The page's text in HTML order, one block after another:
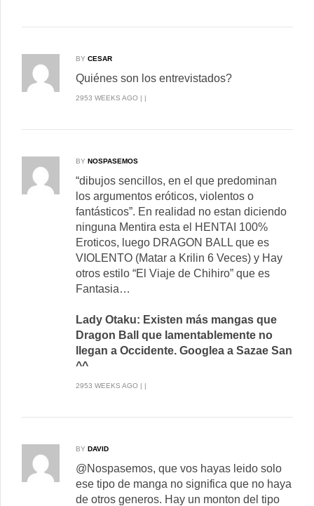
BY CESAR
Quiénes son los entrevistados?
2953 WEEKS AGO | |
BY NOSPASEMOS
“dibujos sencillos, en el que predominan
los argumentos eróticos, violentos o
fantásticos”. En realidad no estan diciendo
ninguna Mentira esta el HENTAI 100%
Eroticos, luego DRAGON BALL que es
VIOLENTO (Matar a Krilin 6 Veces) y Hay
otros estilo “El Viaje de Chihiro” que es
Fantasia…
Lady Otaku: Existen más mangas que
Dragon Ball que lamentablemente no
llegan a Occidente. Googlea a Sazae San
^^
2953 WEEKS AGO | |
BY DAVID
@Nospasemos, que vos hayas leido solo
ese tipo de manga no significa que no haya
de otros generos. Hay un monton del tipo